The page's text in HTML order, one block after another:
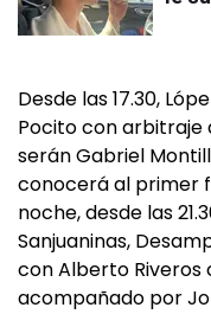
Desde las 17.30,
Pocito con arbitraje
serán Gabriel
conocerá al primer
noche, desde las
Sanjuaninas,
con Alberto
acompañado por